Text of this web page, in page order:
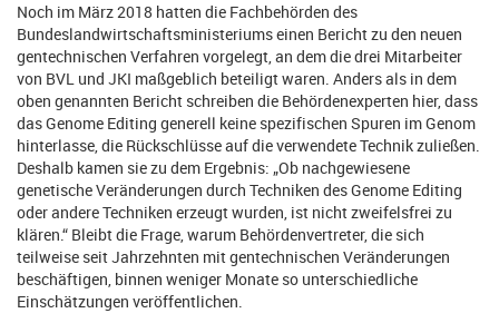
Noch im März 2018 hatten die Fachbehörden des
Bundeslandwirtschaftsministeriums einen Bericht zu den neuen
gentechnischen Verfahren vorgelegt, an dem die drei Mitarbeiter
von BVL und JKI maßgeblich beteiligt waren. Anders als in dem
oben genannten Bericht schreiben die Behördenexperten hier, dass
das Genome Editing generell keine spezifischen Spuren im Genom
hinterlasse, die Rückschlüsse auf die verwendete Technik zuließen.
Deshalb kamen sie zu dem Ergebnis: „Ob nachgewiesene
genetische Veränderungen durch Techniken des Genome Editing
oder andere Techniken erzeugt wurden, ist nicht zweifelsfrei zu
klären.“ Bleibt die Frage, warum Behördenvertreter, die sich
teilweise seit Jahrzehnten mit gentechnischen Veränderungen
beschäftigen, binnen weniger Monate so unterschiedliche
Einschätzungen veröffentlichen.